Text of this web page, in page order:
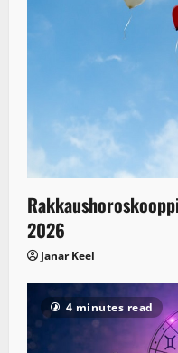
2026
Janar Keel
4 minutes read